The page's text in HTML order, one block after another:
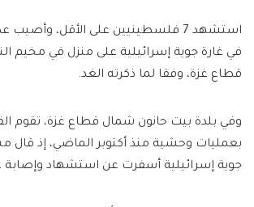
استشهد 7 فلسطينيين على الأقل،
في غارة جوية إسرائيلية على منزل في مخيم
قطاع غزة، وفقا لما ذكرته الغد.
وفي بلدة بيت حانون شمال قطاع غزة، تقوم
بعمليات وحشية منذ أكتوبر الماضي، إذ قال
جوية إسرائيلية أسفرت عن استشهاد